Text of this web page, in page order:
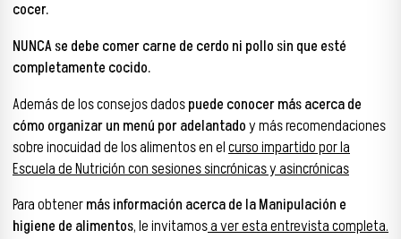
cocer.
NUNCA se debe comer carne de cerdo ni pollo sin que esté
completamente cocido.
Además de los consejos dadospuede conocer más acerca de
cómo organizar un menú por adelantadoy más recomendaciones
sobre inocuidad de los alimentos en elcurso impartido por la
Escuela de Nutrición con sesiones sincrónicas y asincrónicas
Para obtenermás información acerca de la Manipulación e
higiene de alimentos, le invitamosa ver esta entrevista completa.